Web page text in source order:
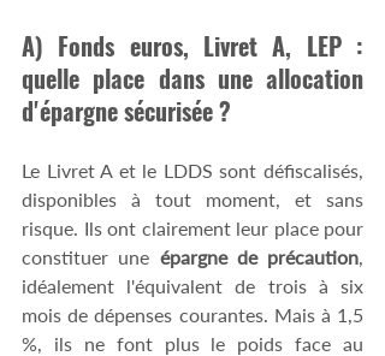
A) Fonds euros, Livret A, LEP :
quelle place dans une allocation
d'épargne sécurisée ?
Le Livret A et le LDDS sont défiscalisés,
disponibles à tout moment, et sans
risque. Ils ont clairement leur place pour
constituer une épargne de précaution
idéalement l'équivalent de trois à six
mois de dépenses courantes. Mais à 1,5
%, ils ne font plus le poids face au